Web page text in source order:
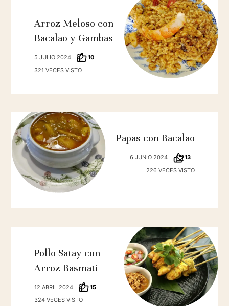
Arroz Meloso con
Bacalao y Gambas
5 JULIO 2024
10
321 VECES VISTO
Papas con Bacalao
6 JUNIO 2024
13
226 VECES VISTO
Pollo Satay con
Arroz Basmati
12 ABRIL 2024
15
324 VECES VISTO